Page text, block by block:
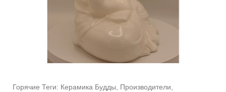
Горячие Теги: Керамика Будды, Производители,